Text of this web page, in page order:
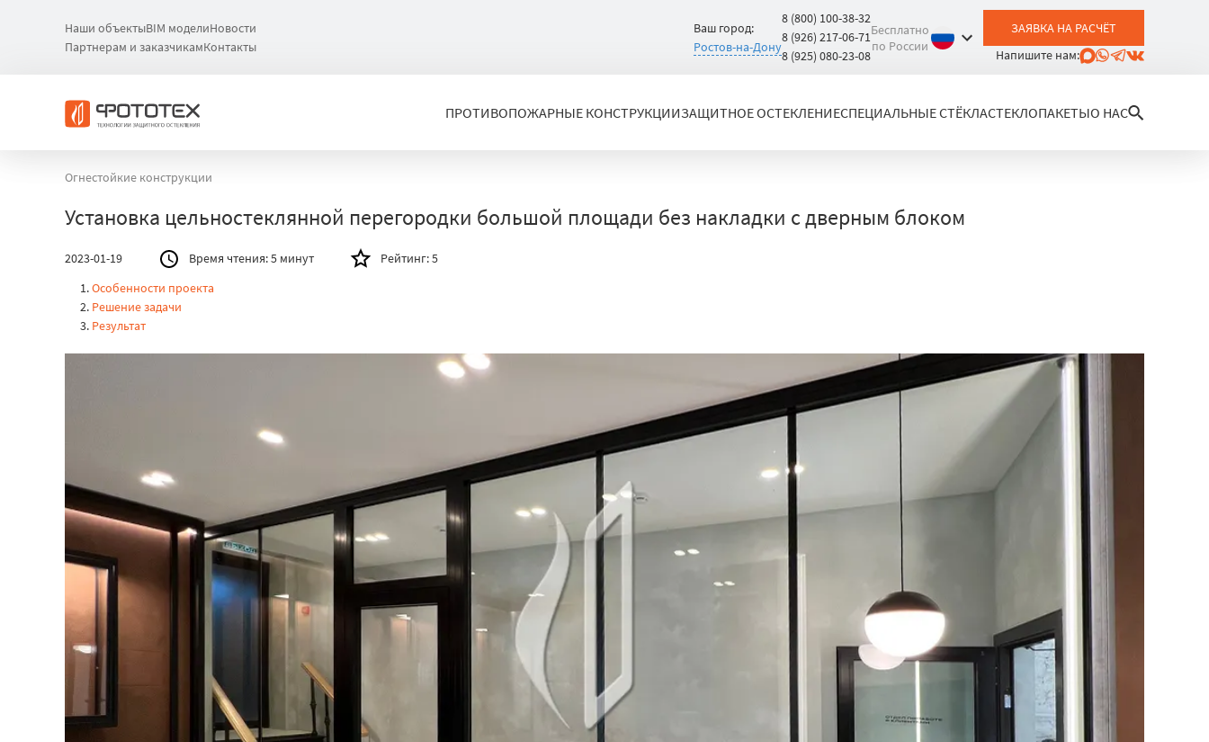
Наши объектыBIM моделиНовости
Партнерам и заказчикамКонтакты
Ваш город:
Ростов-на-Дону
8 (800) 100-38-32
8 (926) 217-06-71
8 (925) 080-23-08
Бесплатно
по России
ЗАЯВКА НА РАСЧЁТ
Напишите нам:
ПРОТИВОПОЖАРНЫЕ КОНСТРУКЦИИЗАЩИТНОЕ ОСТЕКЛЕНИЕСПЕЦИАЛЬНЫЕ СТЁКЛАСТЕКЛОПАКЕТЫО НАС
Огнестойкие конструкции
Установка цельностеклянной перегородки большой площади без накладки с дверным блоком
2023-01-19 Время чтения:5 минут Рейтинг:5
Особенности проекта
Решение задачи
Результат